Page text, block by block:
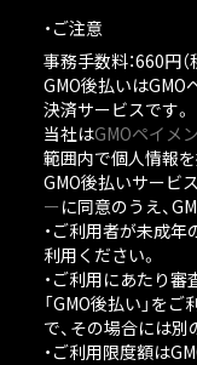
ご注意
事務手数料：660円（
GMO後払いはGMO
決済サービスです。
当社はGMOペイメ
範囲内で個人情報を
GMO後払いサービ
ー に同意のうえ、
・ご利用者が未成
利用ください。
・ご利用にあたり
「GMO後払い」を
で、その場合には
・ご利用限度額は